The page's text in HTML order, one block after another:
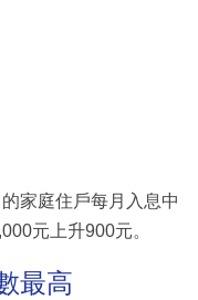
家庭住戶每月入息中
元上升900元。
最高